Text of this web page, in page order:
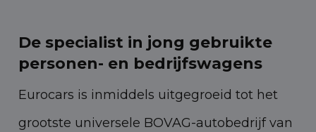
De specialist in jong gebruikte
personen- en bedrijfswagens
Eurocars is inmiddels uitgegroeid tot het
grootste universele BOVAG-autobedrijf van